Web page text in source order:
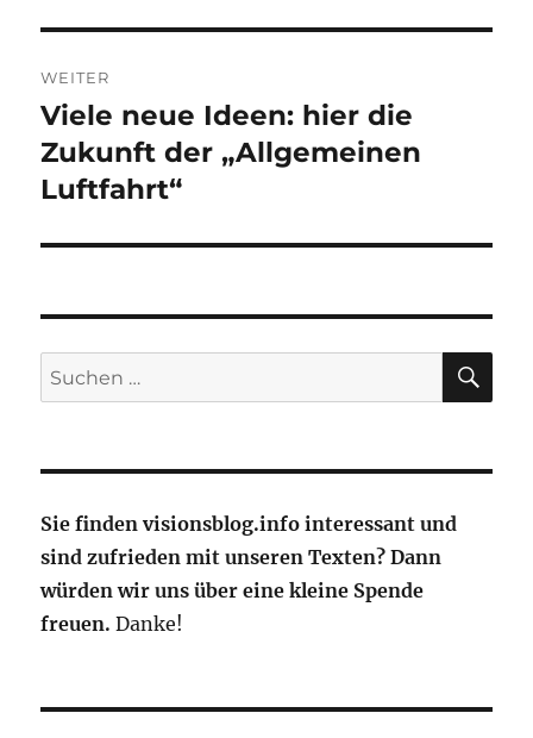
WEITER
Nächster
Beitrag:
Viele neue Ideen: hier die
Zukunft der „Allgemeinen
Luftfahrt“
Suche
nach:
Sie finden visionsblog.info interessant und
sind zufrieden mit unseren Texten? Dann
würden wir uns über eine kleine Spende
freuen. Danke!